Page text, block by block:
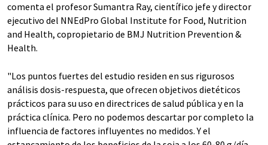
comenta el profesor Sumantra Ray, científico jefe y director
ejecutivo del NNEdPro Global Institute for Food, Nutrition
and Health, copropietario de BMJ Nutrition Prevention &
Health.
"Los puntos fuertes del estudio residen en sus rigurosos
análisis dosis-respuesta, que ofrecen objetivos dietéticos
prácticos para su uso en directrices de salud pública y en la
práctica clínica. Pero no podemos descartar por completo la
influencia de factores influyentes no medidos. Y el